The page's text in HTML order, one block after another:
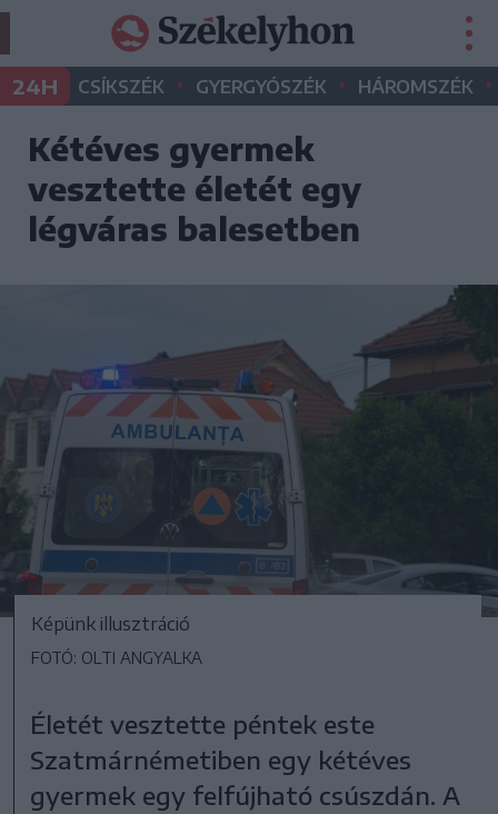
24H CSÍKSZÉK • GYERGYÓSZÉK • HÁROMSZÉK •
Kétéves gyermek
vesztette életét egy
légváras balesetben
Képünk illusztráció
FOTÓ: OLTI ANGYALKA
Életét vesztette péntek este
Szatmárnémetiben egy kétéves
gyermek egy felfújható csúszdán. A